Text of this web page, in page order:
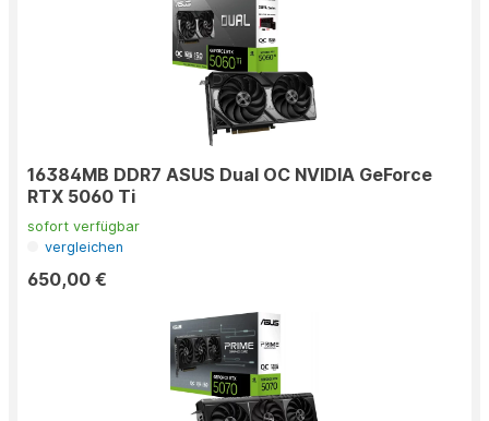
16384MB DDR7 ASUS Dual OC NVIDIA GeForce
RTX 5060 Ti
sofort verfügbar
vergleichen
650,00 €